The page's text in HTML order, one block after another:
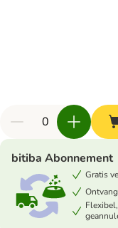
bitiba Abonnement
Gratis